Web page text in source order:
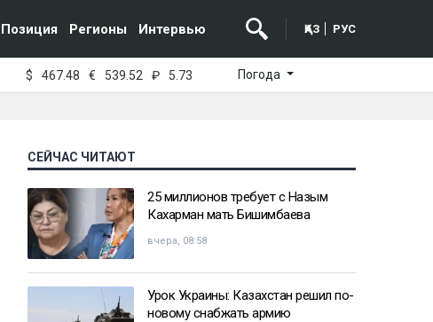
Позиция Регионы Интервью ҚАЗ РУС
$ 467.48 € 539.52 ₽ 5.73 Погода
СЕЙЧАС ЧИТАЮТ
25 миллионов требует с Назым
Кахарман мать Бишимбаева
вчера, 08:58
Урок Украины: Казахстан решил по-
новому снабжать армию